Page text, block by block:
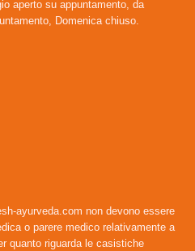
aperto su appuntamento, da
Domenica chiuso.
ayurveda.com non devono essere
o parere medico relativamente a
quanto riguarda le casistiche